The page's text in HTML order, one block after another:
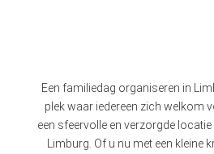
Een familiedag organiseren in
plek waar iedereen zich welkom
een sfeervolle en verzorgde
Limburg. Of u nu met een kleine